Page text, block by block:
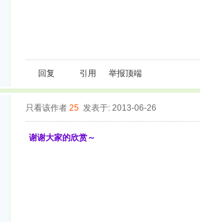
回复 引用 举报顶端
只看该作者 25 发表于: 2013-06-26
谢谢大家的欣赏～